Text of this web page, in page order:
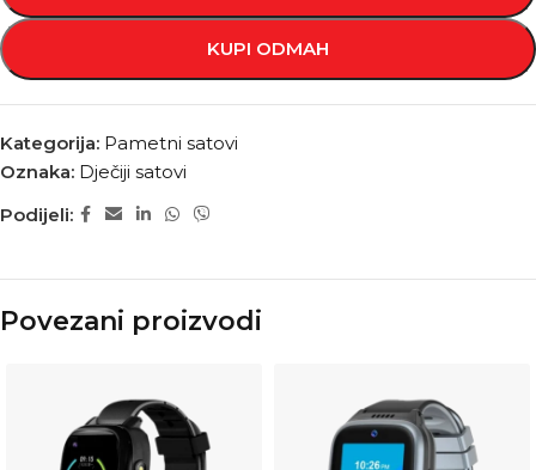
KUPI ODMAH
Kategorija: Pametni satovi
Oznaka: Dječiji satovi
Podijeli:
Povezani proizvodi